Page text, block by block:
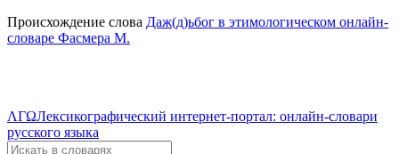
Происхождение слова Даж(д)ьбог в этимологическом онлайн-
словаре Фасмера М.
ΛΓΩЛексикографический интернет-портал: онлайн-словари
русского языка